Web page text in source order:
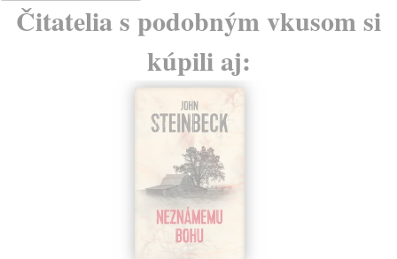
Čitatelia s podobným vkusom si
kúpili aj: